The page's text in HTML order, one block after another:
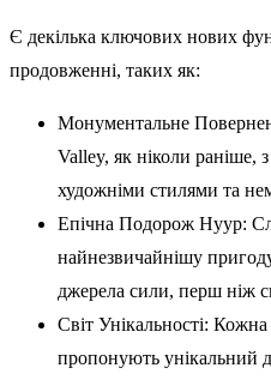
Є декілька ключових нових
продовженні, таких як:
Монументальне
Valley, як ніколи
художніми стилями та
Епічна Подорож Нуур:
найнезвичайнішу
джерела сили, перш ніж
Світ Унікальності:
пропонують унікальний